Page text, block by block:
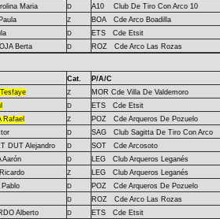
Maria D A10 Club De Tiro Con Arco 10
Z BOA Cde Arco Boadilla
D ETS Cde Etsit
Berta D ROZ Cde Arco Las Rozas
Cat. P/A/C
Z MOR Cde Villa De Valdemoro
D ETS Cde Etsit
Rafael Z POZ Cde Arqueros De Pozuelo
D SAG Club Sagitta De Tiro Con Arco
DUT Alejandro D SOT Cde Arcosoto
Aarón D LEG Club Arqueros Leganés
Z LEG Club Arqueros Leganés
D POZ Cde Arqueros De Pozuelo
D ROZ Cde Arco Las Rozas
Alberto D ETS Cde Etsit